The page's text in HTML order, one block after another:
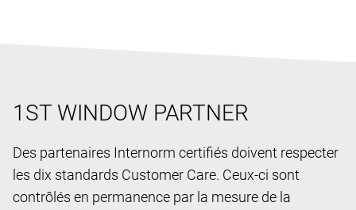
1ST WINDOW PARTNER
Des partenaires Internorm certifiés doivent respecter
les dix standards Customer Care. Ceux-ci sont
contrôlés en permanence par la mesure de la